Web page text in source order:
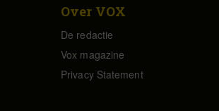
Over VOX
De redactie
Vox magazine
Privacy Statement